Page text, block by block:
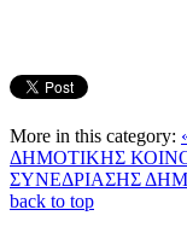
More in this category:
ΔΗΜΟΤΙΚΗΣ
ΣΥΝΕΔΡΙΑΣΗΣ
back to top